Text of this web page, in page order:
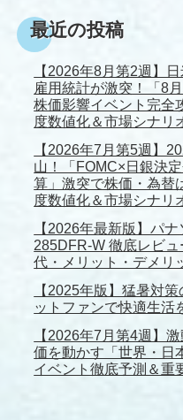
最近の投稿
【2026年8月第2週】
雇用統計が激突！「8
株価影響イベント完全
度数値化＆市場シナリ
【2026年7月第5週】
山！「FOMC×日銀決
算」激突で株価・為替
度数値化＆市場シナリ
【2026年最新版】パ
285DFR-W 徹底レビ
代・メリット・デメリ
【2025年版】猛暑対
ットファンで快適生活
【2026年7月第4週】
価を動かす「世界・日
イベント徹底予測＆重